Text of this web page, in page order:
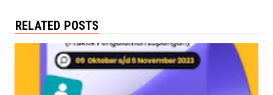
RELATED POSTS